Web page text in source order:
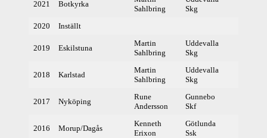
2021 Botkyrka
Sahlbring
Skg
2020 Inställt
2019 Eskilstuna
Martin
Sahlbring
Uddevalla
Skg
2018 Karlstad
Martin
Sahlbring
Uddevalla
Skg
2017 Nyköping
Rune
Andersson
Gunnebo
Skf
2016 Morup/Dagås
Kenneth
Erixon
Götlunda
Ssk